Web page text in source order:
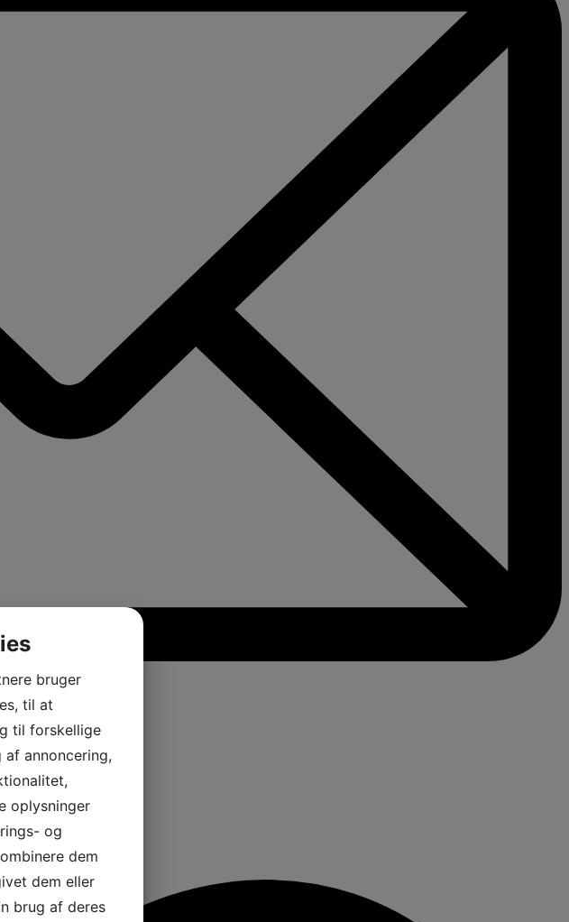
bruger
til at
til forskellige
af annoncering,
oplysninger
og
dem
dem eller
brug af deres